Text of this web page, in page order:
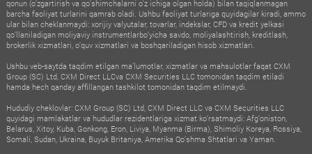
qonun (o‘zgartirish va qo‘shimchalarni o‘z ichiga olgan holda) bilan taqiqlanmagan
barcha faoliyat turlarini qamrab oladi. Ushbu faoliyat turlariga quyidagilar kiradi, ammo
ular bilan cheklanmaydi: xorijiy valyutalar, tovarlar, indekslar, CFD va kredit yelkasi
qo‘llaniladigan moliyaviy instrumentlarbo‘yicha savdo, moliyalashtirish, kreditlash,
brokerlik xizmatlari, o‘quv xizmatlari va boshqariladigan hisob xizmatlari.
Ushbu veb-saytda taqdim etilgan ma’lumotlar, xizmatlar va mahsulotlar faqat CXM
Group (SC) Ltd, CXM Direct LLCva CXM Securities LLC tomonidan taqdim etiladi
hamda hech qanday affillangan tashkilot tomonidan taqdim etilmaydi.
Hududiy cheklovlar: CXM Group (SC) Ltd, CXM Direct LLC va CXM Securities LLC
quyidagi mamlakatlar va hududlar rezidentlariga xizmat ko‘rsatmaydi: Afg‘oniston,
Belarus, Xitoy, Kuba, Gonkong, Eron, Liviya, Myanma (Birma), Shimoliy Koreya, Rossiya,
Somali, Sudan, Ukraina, Buyuk Britaniya, Amerika Qo‘shma Shtatlari va Yaman.